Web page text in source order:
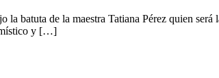
batuta de la maestra Tatiana Pérez quien
místico y […]